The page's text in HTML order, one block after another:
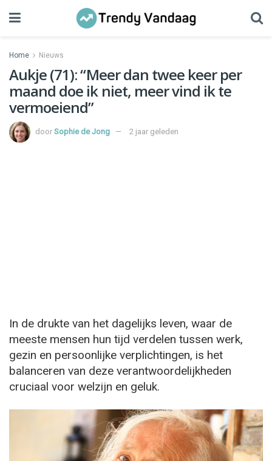
Home Nieuws
Aukje (71): “Meer dan twee keer per
maand doe ik niet, meer vind ik te
vermoeiend”
door Sophie de Jong 2 jaar geleden
In de drukte van het dagelijks leven, waar de
meeste mensen hun tijd verdelen tussen werk,
gezin en persoonlijke verplichtingen, is het
balanceren van deze verantwoordelijkheden
cruciaal voor welzijn en geluk.